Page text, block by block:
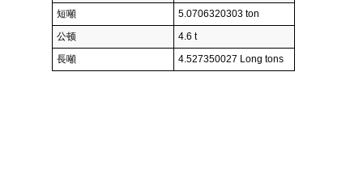
短噸
5.0706320303 ton
公顿
4.6 t
長噸
4.527350027 Long tons